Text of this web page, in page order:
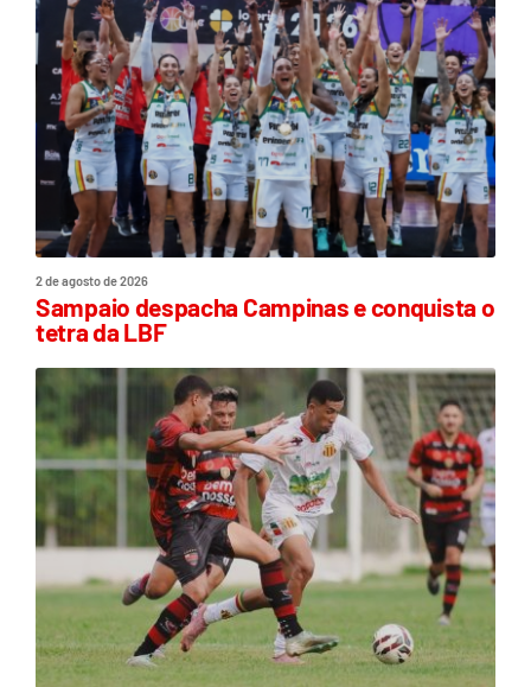
2 de agosto de 2026
Sampaio despacha Campinas e conquista o
tetra da LBF